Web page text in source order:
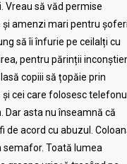
Vreau să văd permise
și amenzi mari pentru
să îi înfurie pe ceilalți cu
pentru părinții
copiii să țopăie prin
cei care folosesc telefonul
Dar asta nu înseamnă că
de acord cu abuzul.
semafor. Toată lumea